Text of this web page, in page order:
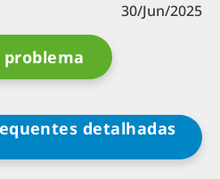
30/Jun/2025
problema
detalhadas